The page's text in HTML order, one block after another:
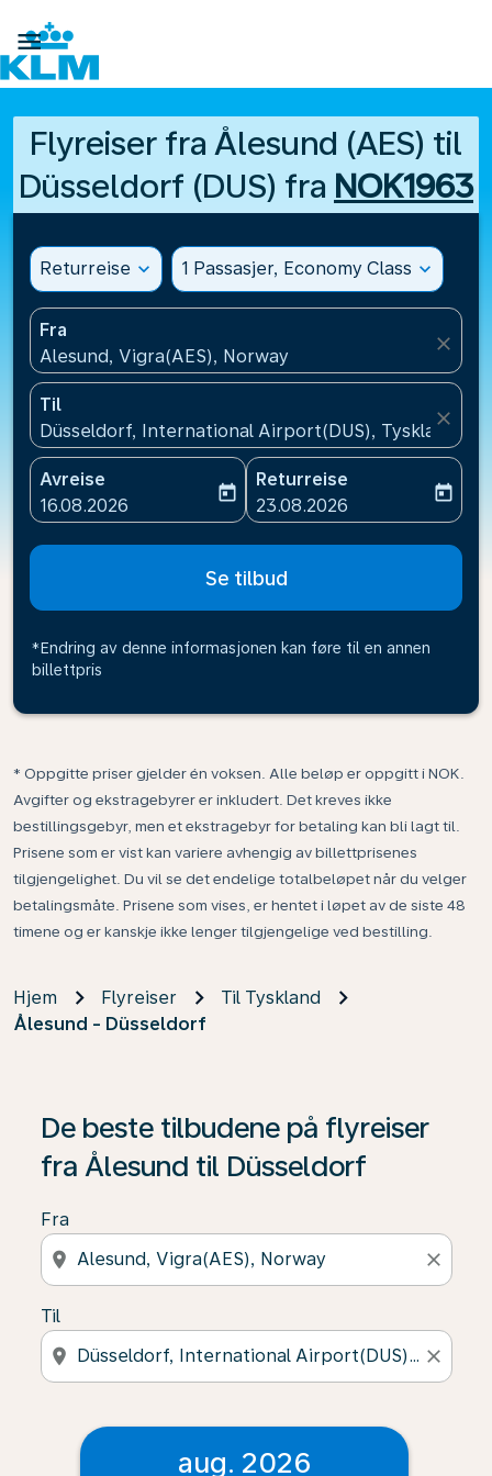

Flyreiser fra Ålesund (AES) til
Düsseldorf (DUS) fra NOK1963
Returreise expand_more 1 Passasjer, Economy Class expand_more
Fra
Alesund, Vigra(AES), Norway
close
Til
Düsseldorf, International Airport(DUS), Tyskland
close
Avreise
fc-booking-departure-date-aria-label
16.08.2026
today
Returreise
fc-booking-return-date-
23.08.2026
today
Se tilbud
*Endring av denne informasjonen kan føre til en annen
billettpris
* Oppgitte priser gjelder én voksen. Alle beløp er oppgitt i NOK.
Avgifter og ekstragebyrer er inkludert. Det kreves ikke
bestillingsgebyr, men et ekstragebyr for betaling kan bli lagt til.
Prisene som er vist kan variere avhengig av billettprisenes
tilgjengelighet. Du vil se det endelige totalbeløpet når du velger
betalingsmåte. Prisene som vises, er hentet i løpet av de siste 48
timene og er kanskje ikke lenger tilgjengelige ved bestilling.
Hjem Flyreiser
Til Tyskland
Ålesund - Düsseldorf
De beste tilbudene på flyreiser
fra Ålesund til Düsseldorf
Fra
location_on close
Til
location_on close
aug. 2026